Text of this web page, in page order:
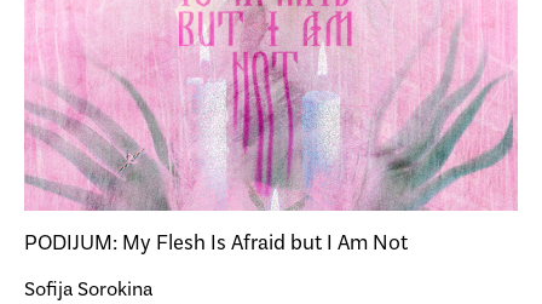
PODIJUM: My Flesh Is Afraid but I Am Not
Sofija Sorokina